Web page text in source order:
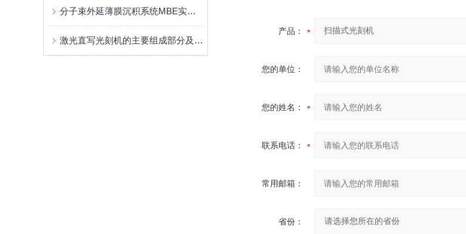
分子束外延薄膜沉积系统MBE实现对薄膜厚度和结构的精确调控
激光直写光刻机的主要组成部分及其作用
产品：
您的单位：
您的姓名：
联系电话：
常用邮箱：
省份：